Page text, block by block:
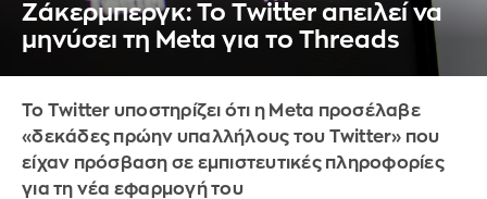
Ζάκερμπεργκ: To Τwitter απειλεί να
μηνύσει τη Meta για το Threads
To Τwitter υποστηρίζει ότι η Meta προσέλαβε
«δεκάδες πρώην υπαλλήλους του Twitter» που
είχαν πρόσβαση σε εμπιστευτικές πληροφορίες
για τη νέα εφαρμογή του